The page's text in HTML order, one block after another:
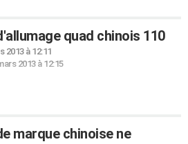
quad chinois 110
2013 à 12:11
2013 à 12:15
marque chinoise ne